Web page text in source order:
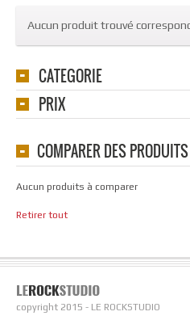
Aucun produit trouvé
CATEGORIE
PRIX
COMPARER DES PRODUITS
Aucun produits à comparer
Retirer tout
copyright 2015 - LE ROCKSTUDIO